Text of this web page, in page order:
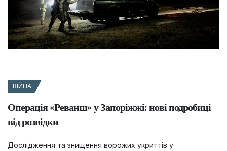
ВІЙНА
Операція «Реванш» у Запоріжжі: нові подробиці
від розвідки
Дослідження та знищення ворожих укриттів у